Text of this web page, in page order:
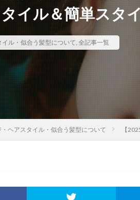
イル＆簡単スタ
ル・似合う髪型について, 全記事一覧
ヘアスタイル・似合う髪型について 【